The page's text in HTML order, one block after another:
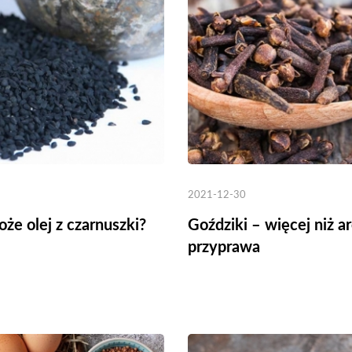
Cena brutto
olej z czarnuszki?
2021-12-30
Goździki – więcej niż
przyprawa